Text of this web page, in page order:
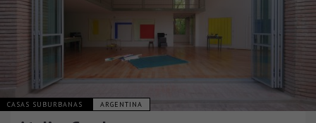
CASAS SUBURBANAS ARGENTINA